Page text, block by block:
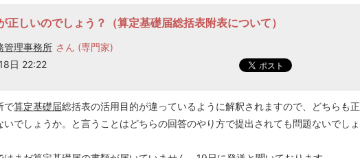
正しいのでしょう？（算定基礎届総括表附表について）
管理事務所 さん (専門家)
日 22:22
で算定基礎届総括表の活用目的が違っているように解釈されますので、どちらも正
いでしょうか。と言うことはどちらの回答のやり方で提出されても問題ないでしょ